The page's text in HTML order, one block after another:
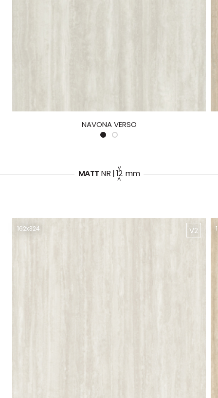
NAVONA VERSO
MATT NR |12 mm
162x324 V2